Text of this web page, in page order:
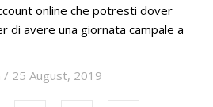
online che potresti dover
di avere una giornata campale a
/ 25 August, 2019